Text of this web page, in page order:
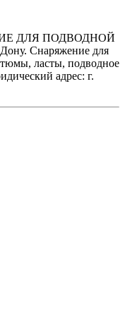
ДЛЯ ПОДВОДНОЙ
Снаряжение для
ласты, подводное
адрес: г.